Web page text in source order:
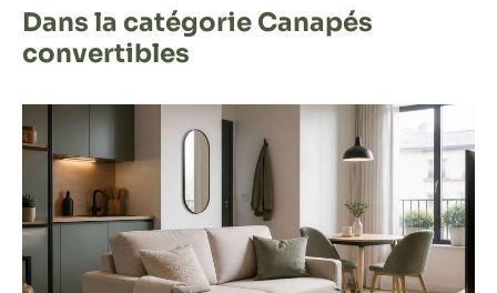
Dans la catégorie Canapés
convertibles